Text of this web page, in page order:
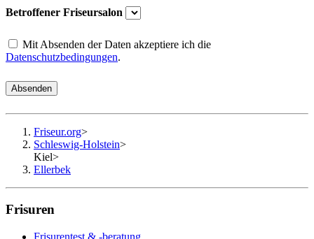
Betroffener Friseursalon
Mit Absenden der Daten akzeptiere ich die
Datenschutzbedingungen.
Absenden
Friseur.org>
Schleswig-Holstein>
Kiel>
Ellerbek
Frisuren
Frisurentest & -beratung